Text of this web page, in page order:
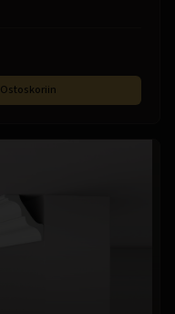
Ostoskoriin